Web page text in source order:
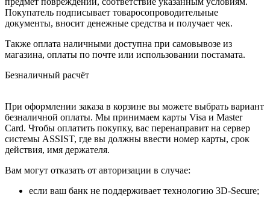
Покупатель подписывает товаросопроводительные
документы, вносит денежные средства и получает чек.
Также оплата наличными доступна при самовывозе из
магазина, оплаты по почте или использовании постамата.
Безналичный расчёт
При оформлении заказа в корзине вы можете выбрать вариант
безналичной оплаты. Мы принимаем карты Visa и Master
Card. Чтобы оплатить покупку, вас перенаправит на сервер
системы ASSIST, где вы должны ввести номер карты, срок
действия, имя держателя.
Вам могут отказать от авторизации в случае:
если ваш банк не поддерживает технологию 3D-Secure;